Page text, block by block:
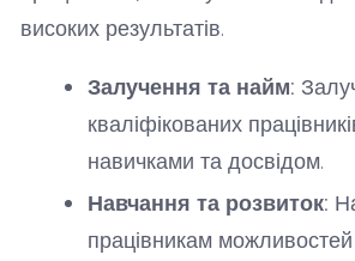
високих результатів.
Залучення та найм:
кваліфікованих
навичками та досвідом.
Навчання та розвиток:
працівникам